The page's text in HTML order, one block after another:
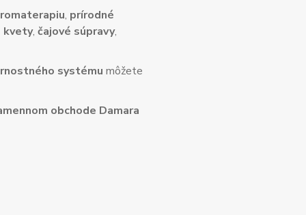
, prírodné
kvety, čajové súpravy,
systému môžete
obchode Damara